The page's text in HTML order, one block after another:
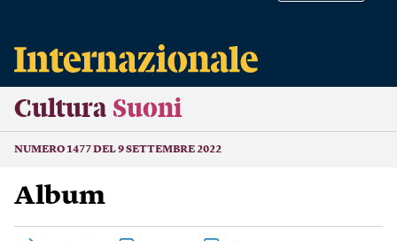
Cultura Suoni
NUMERO 1477 DEL 9 SETTEMBRE 2022
Album